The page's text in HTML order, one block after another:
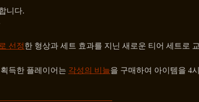
니다.
선정한 형상과 세트 효과를 지닌 새로운 티어 세트로
득한 플레이어는 각성의 비늘을 구매하여 아이템을 4